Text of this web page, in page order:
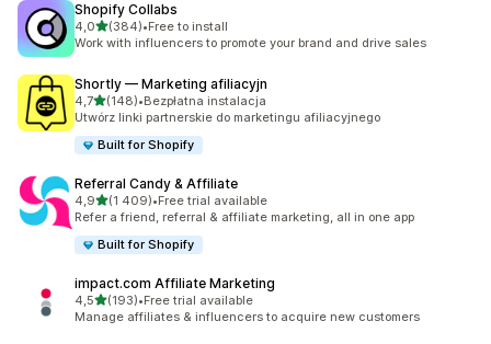
Shopify Collabs
4,0na 5 gwiazdek
(384)
Łączna liczba recenzji: 384
•Free to install
Work with influencers to promote your brand and drive sales
Shortly — Marketing afiliacyjn
4,7na 5 gwiazdek
(148)
Łączna liczba recenzji: 148
•Bezpłatna instalacja
Utwórz linki partnerskie do marketingu afiliacyjnego
Built for Shopify
Referral Candy & Affiliate
4,9na 5 gwiazdek
(1 409)
Łączna liczba recenzji: 1409
•Free trial available
Refer a friend, referral & affiliate marketing, all in one app
Built for Shopify
impact.com Affiliate Marketing
4,5na 5 gwiazdek
(193)
Łączna liczba recenzji: 193
•Free trial available
Manage affiliates & influencers to acquire new customers